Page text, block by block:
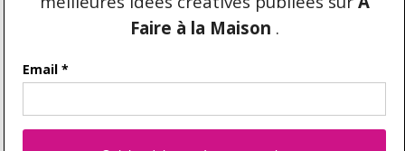
RÉSERVÉS. AUCUNE COPIE DU CONTENU N'EST
AUTORISÉE